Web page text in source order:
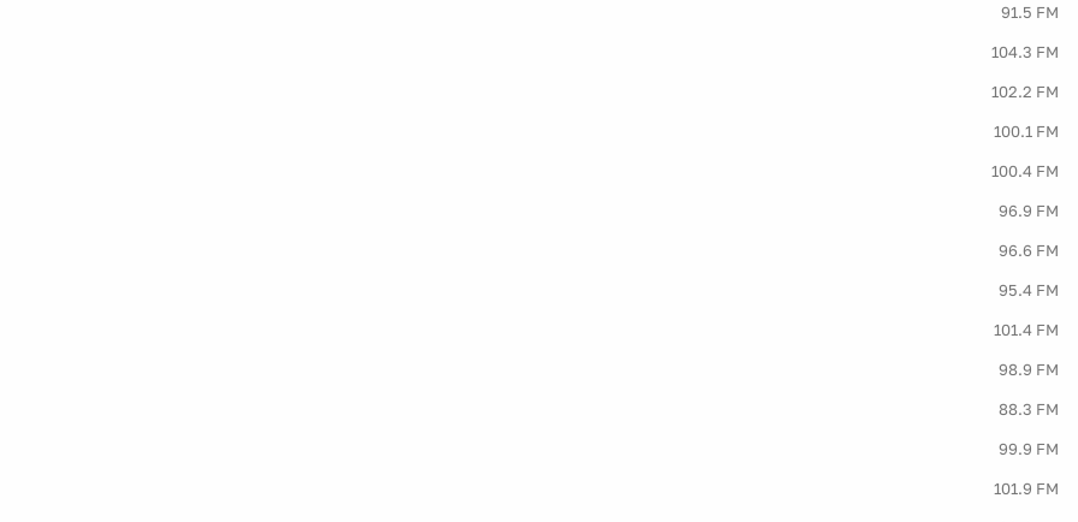
91.5 FM
104.3 FM
102.2 FM
100.1 FM
100.4 FM
96.9 FM
96.6 FM
95.4 FM
101.4 FM
98.9 FM
88.3 FM
99.9 FM
101.9 FM